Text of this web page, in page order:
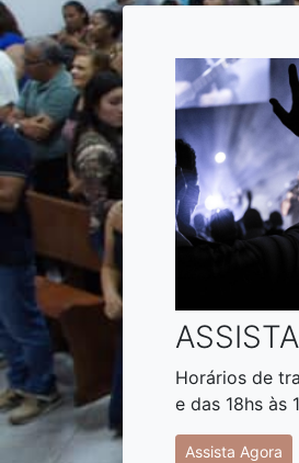
Horários de
e das 18hs às
Assista Agora